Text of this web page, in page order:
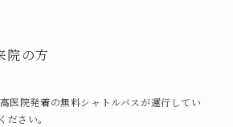
院の方
医院発着の無料シャトルバスが運行してい
ださい。